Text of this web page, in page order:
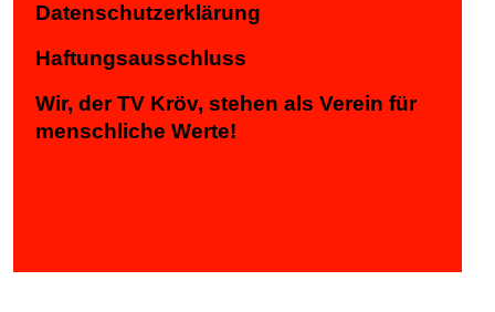
Datenschutzerklärung
Haftungsausschluss
Wir, der TV Kröv, stehen als Verein für
menschliche Werte!